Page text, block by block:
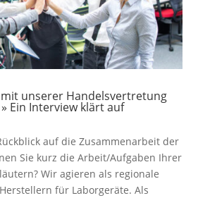
unserer Handelsvertretung
Ein Interview klärt auf
auf die Zusammenarbeit der
Sie kurz die Arbeit/Aufgaben Ihrer
Wir agieren als regionale
für Laborgeräte. Als